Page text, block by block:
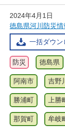
2024年4月1日
徳島県河川防災
一括ダウン
防災 徳島県
阿南市 吉野
勝浦町 上勝
那賀町 牟岐